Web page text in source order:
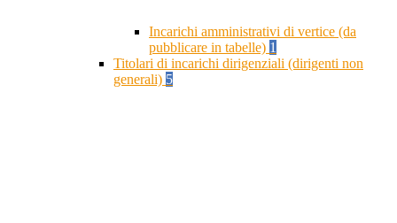
Incarichi amministrativi di vertice (da
pubblicare in tabelle) 1
Titolari di incarichi dirigenziali (dirigenti non
generali) 5